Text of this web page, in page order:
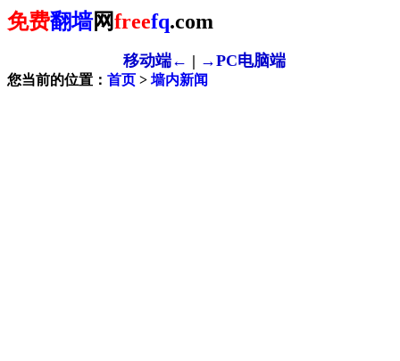
免费翻墙网freefq.com
移动端← | →PC电脑端
您当前的位置： 首页 > 墙内新闻